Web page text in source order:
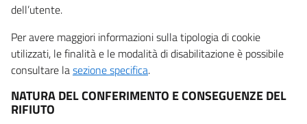
dell’utente.
Per avere maggiori informazioni sulla tipologia di cookie
utilizzati, le finalità e le modalità di disabilitazione è possibile
consultare lasezione specifica.
NATURA DEL CONFERIMENTO E CONSEGUENZE DEL
RIFIUTO